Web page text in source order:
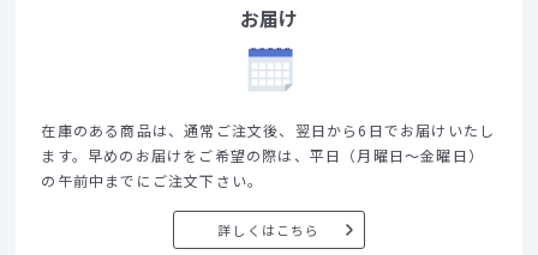
お届け
在庫のある商品は、通常ご注文後、翌日から6日でお届けいたし
ます。早めのお届けをご希望の際は、平日（月曜日～金曜日）
の午前中までにご注文下さい。
詳しくはこちら